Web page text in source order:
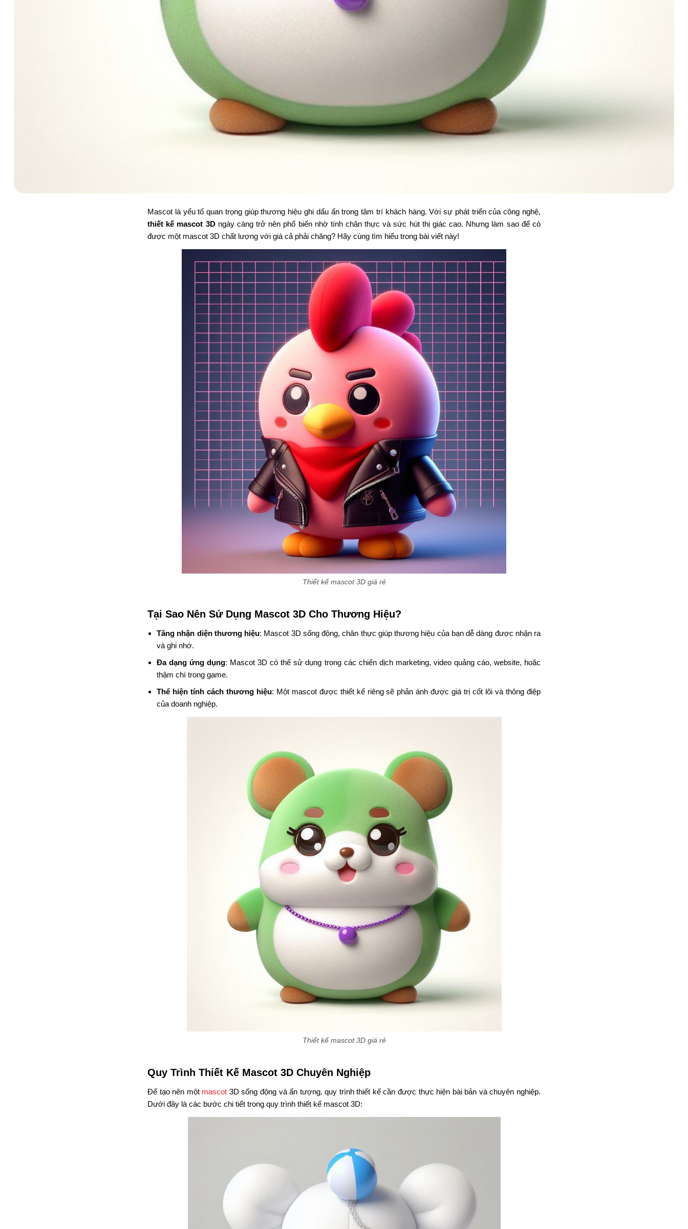
Mascot là yếu tố quan trọng giúp thương hiệu ghi dấu ấn trong tâm trí khách hàng. Với sự phát triển của công nghệ,
thiết kế mascot 3Dngày càng trở nên phổ biến nhờ tính chân thực và sức hút thị giác cao. Nhưng làm sao để có
được một mascot 3D chất lượng với giá cả phải chăng? Hãy cùng tìm hiểu trong bài viết này!
Thiết kế mascot 3D giá rẻ
Tại Sao Nên Sử Dụng Mascot 3D Cho Thương Hiệu?
Tăng nhận diện thương hiệu: Mascot 3D sống động, chân thực giúp thương hiệu của bạn dễ dàng được nhận ra
và ghi nhớ.
Đa dạng ứng dụng: Mascot 3D có thể sử dụng trong các chiến dịch marketing, video quảng cáo, website, hoặc
thậm chí trong game.
Thể hiện tính cách thương hiệu: Một mascot được thiết kế riêng sẽ phản ánh được giá trị cốt lõi và thông điệp
của doanh nghiệp.
Thiết kế mascot 3D giá rẻ
Quy Trình Thiết Kế Mascot 3D Chuyên Nghiệp
Để tạo nên một mascot 3D sống động và ấn tượng, quy trình thiết kế cần được thực hiện bài bản và chuyên nghiệp.
Dưới đây là các bước chi tiết trong quy trình thiết kế mascot 3D: